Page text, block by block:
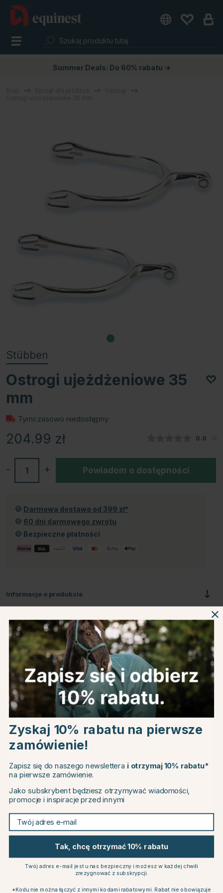
Summer Deals: Do 60% rabatu →
Stübben
Ostrogi ujeżdżeniowe 35
mm
Tymczasowo niedostępny
204.99 zł Średnia
0.0
+
- Powiadom o dostępności
Darmowa dostawa od 399 zł*
60 dni darmowego zwrotu
Bezpieczne płatności
Informacje o produkcie
O producencie
Recenzje
Powiązane produkty
STÜBBEN
Ostrogi 15 mm
(2)
EQUESTRIAN
132.99 zł
Ocena: (1) 2.0 na 5
Choose country
EU
CHANGE COUNTRY
Continue to equinest.pl
Zyskaj 10% rabatu na pierwsze
zamówienie!
Zapisz się do naszego newslettera i otrzymaj 10% rabatu*
na pierwsze zamówienie.
Jako subskrybent będziesz otrzymywać wiadomości,
promocje i inspiracje przed innymi
Twój adres e-mail
Tak, chcę otrzymać 10% rabatu
Twój adres e-mail jest u nas bezpieczny i możesz w każdej chwili
zrezygnować z subskrypcji.
*Kodu nie można łączyć z innymi kodami rabatowymi. Rabat nie obowiązuje